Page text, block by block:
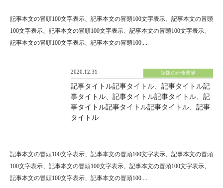
記事本文の冒頭100文字表示、記事本文の冒頭100文字表示、記事本文の冒頭
100文字表示、記事本文の冒頭100文字表示、記事本文の冒頭100文字表示、
記事本文の冒頭100文字表示、記事本文の冒頭100.....
2020.12.31 話題の外食業界
記事タイトル記事タイトル、記事タイトル記
事タイトル、記事タイトル記事タイトル、記
事タイトル記事タイトル記事タイトル、記事
タイトル
記事本文の冒頭100文字表示、記事本文の冒頭100文字表示、記事本文の冒頭
100文字表示、記事本文の冒頭100文字表示、記事本文の冒頭100文字表示、
記事本文の冒頭100文字表示、記事本文の冒頭100.....